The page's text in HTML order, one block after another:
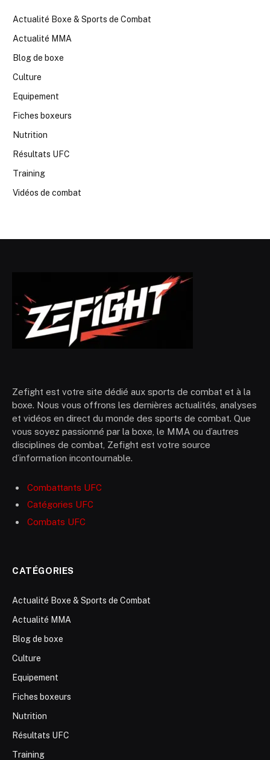
Actualité Boxe & Sports de Combat
Actualité MMA
Blog de boxe
Culture
Equipement
Fiches boxeurs
Nutrition
Résultats UFC
Training
Vidéos de combat
Zefight est votre site dédié aux sports de combat et à la
boxe. Nous vous offrons les dernières actualités, analyses
et vidéos en direct du monde des sports de combat. Que
vous soyez passionné par la boxe, le MMA ou d’autres
disciplines de combat, Zefight est votre source
d’information incontournable.
Combattants UFC
Catégories UFC
Combats UFC
CATÉGORIES
Actualité Boxe & Sports de Combat
Actualité MMA
Blog de boxe
Culture
Equipement
Fiches boxeurs
Nutrition
Résultats UFC
Training